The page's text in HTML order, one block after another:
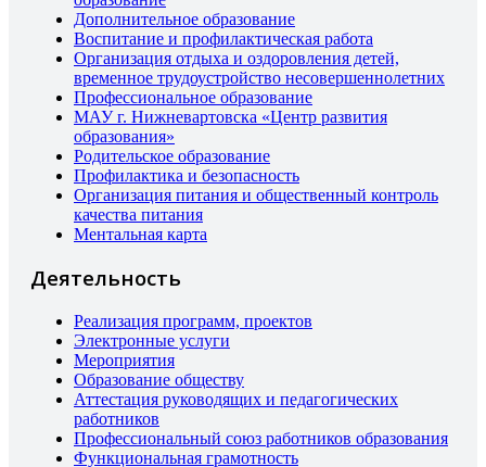
Дополнительное образование
Воспитание и профилактическая работа
Организация отдыха и оздоровления детей,
временное трудоустройство несовершеннолетних
Профессиональное образование
МАУ г. Нижневартовска «Центр развития
образования»
Родительское образование
Профилактика и безопасность
Организация питания и общественный контроль
качества питания
Ментальная карта
Деятельность
Реализация программ, проектов
Электронные услуги
Мероприятия
Образование обществу
Аттестация руководящих и педагогических
работников
Профессиональный союз работников образования
Функциональная грамотность